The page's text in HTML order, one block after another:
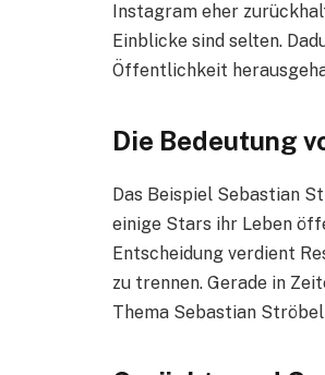
Instagram eher
Einblicke sind selten.
Öffentlichkeit
Die Bedeutung
Das Beispiel Sebastian
einige Stars ihr Leben
Entscheidung verdient
zu trennen. Gerade in
Thema Sebastian